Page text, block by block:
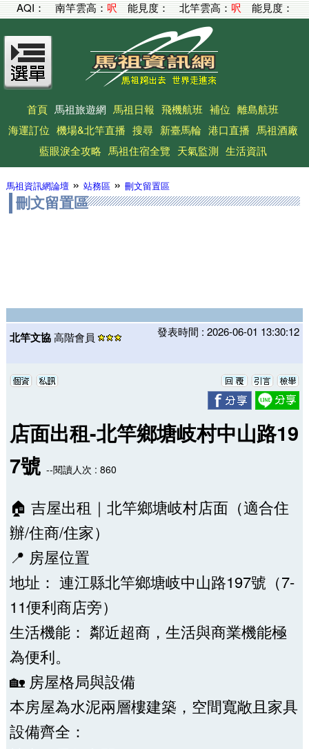
AQI： 南竿雲高：呎能見度：北竿雲高：呎能見度：
首頁 馬祖旅遊網 馬祖日報 飛機航班 補位 離島航班
海運訂位 機場&北竿直播 搜尋 新臺馬輪 港口直播 馬祖酒廠
藍眼淚全攻略 馬祖住宿全覽 天氣監測 生活資訊
馬祖資訊網論壇» 站務區» 刪文留置區
刪文留置區
北竿文協高階會員 發表時間 : 2026-06-01 13:30:12
店面出租-北竿鄉塘岐村中山路19
7號 --閱讀人次 : 860
🏠 吉屋出租｜北竿鄉塘岐村店面（適合住
辦/住商/住家）
📍 房屋位置
地址： 連江縣北竿鄉塘岐中山路197號（7-
11便利商店旁）
生活機能： 鄰近超商，生活與商業機能極
為便利。
🏡 房屋格局與設備
本房屋為水泥兩層樓建築，空間寬敞且家具
設備齊全：